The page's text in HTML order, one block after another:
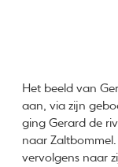
Het beeld van
aan, via zijn
ging Gerard de
naar
vervolgens naar